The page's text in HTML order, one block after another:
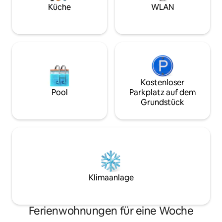
Eigentumswohnung/Ruhiger 8
insgesamt. Ich habe eine andere
Beach, dem
Küche WLAN
Pool
Kostenloser
Parkplatz auf dem
Grundstück
Klimaanlage
Ferienwohnungen für eine Woche